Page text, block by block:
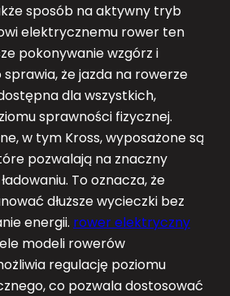
sposób na aktywny tryb
elektrycznemu rower ten
pokonywanie wzgórz i
sprawia, że jazda na rowerze
dla wszystkich,
sprawności fizycznej.
w tym Kross, wyposażone są
pozwalają na znaczny
To oznacza, że
dłuższe wycieczki bez
energii. rower elektryczny
modeli rowerów
regulację poziomu
co pozwala dostosować